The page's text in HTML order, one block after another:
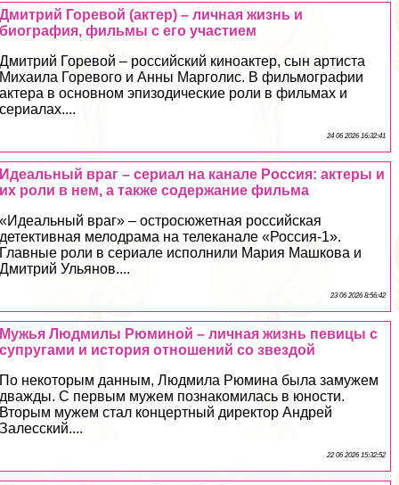
Дмитрий Горевой (актер) – личная жизнь и
биография, фильмы с его участием
Дмитрий Горевой – российский киноактер, сын артиста
Михаила Горевого и Анны Марголис. В фильмографии
актера в основном эпизодические роли в фильмах и
сериалах....
24 06 2026 16:32:41
Идеальный враг – сериал на канале Россия: актеры и
их роли в нем, а также содержание фильма
«Идеальный враг» – остросюжетная российская
детективная мелодрама на телеканале «Россия-1».
Главные роли в сериале исполнили Мария Машкова и
Дмитрий Ульянов....
23 06 2026 8:56:42
Мужья Людмилы Рюминой – личная жизнь певицы с
супругами и история отношений со звездой
По некоторым данным, Людмила Рюмина была замужем
дважды. С первым мужем познакомилась в юности.
Вторым мужем стал концертный директор Андрей
Залесский....
22 06 2026 15:32:52